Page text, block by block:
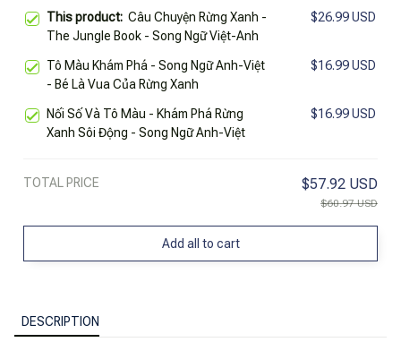
This product: Câu Chuyện Rừng Xanh -
The Jungle Book - Song Ngữ Việt-Anh
$26.99 USD
Tô Màu Khám Phá - Song Ngữ Anh-Việt
- Bé Là Vua Của Rừng Xanh
$16.99 USD
Nối Số Và Tô Màu - Khám Phá Rừng
Xanh Sôi Động - Song Ngữ Anh-Việt
$16.99 USD
TOTAL PRICE $57.92 USD
$60.97 USD
Add all to cart
DESCRIPTION